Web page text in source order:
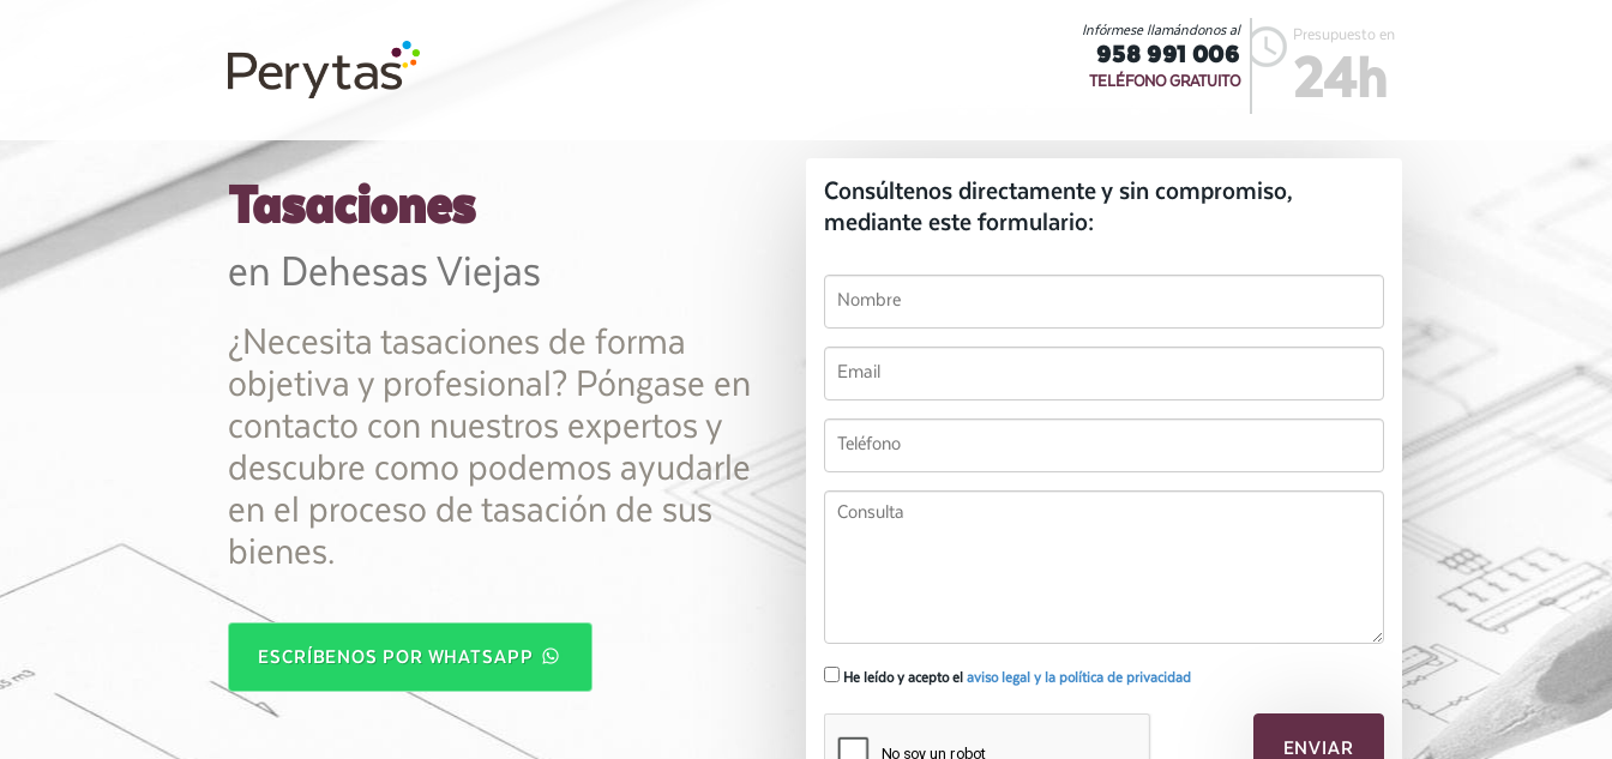
Presupuesto en
24h
Infórmese llamándonos al
958 991 006
TELÉFONO GRATUITO
Tasaciones
en Dehesas Viejas
¿Necesita tasaciones de forma
objetiva y profesional? Póngase en
contacto con nuestros expertos y
descubre como podemos ayudarle
en el proceso de tasación de sus
bienes.
ESCRÍBENOS POR WHATSAPP
Consúltenos directamente y sin compromiso,
mediante este formulario:
He leído y acepto el aviso legal y la política de privacidad